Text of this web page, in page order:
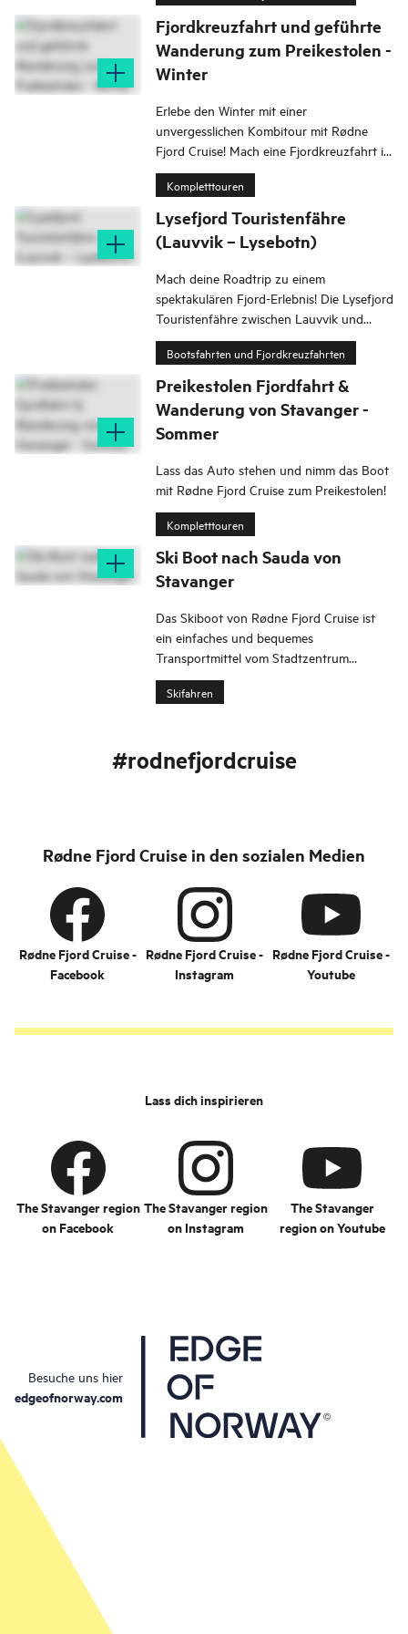
Fjordkreuzfahrt und geführte
Wanderung zum Preikestolen -
Winter
Erlebe den Winter mit einer
unvergesslichen Kombitour mit Rødne
Fjord Cruise! Mach eine Fjordkreuzfahrt im
Lysefjord, bevor du dich auf eine
Wanderung zum Preikestolen begibst.
Kompletttouren
Lysefjord Touristenfähre
(Lauvvik – Lysebotn)
Mach deine Roadtrip zu einem
spektakulären Fjord-Erlebnis! Die Lysefjord
Touristenfähre zwischen Lauvvik und
Lysebotn verkehrt vom 15. Mai bis zum 30.
September täglich.
Bootsfahrten und Fjordkreuzfahrten
Preikestolen Fjordfahrt &
Wanderung von Stavanger -
Sommer
Lass das Auto stehen und nimm das Boot
mit Rødne Fjord Cruise zum Preikestolen!
Kompletttouren
Ski Boot nach Sauda von
Stavanger
Das Skiboot von Rødne Fjord Cruise ist
ein einfaches und bequemes
Transportmittel vom Stadtzentrum
Stavangers zum besten Skigebiet
Südwest-Norwegens in Sauda.
Skifahren
#rodnefjordcruise
Rødne Fjord Cruise in den sozialen Medien
Rødne Fjord Cruise -
Facebook
Rødne Fjord Cruise -
Instagram
Rødne Fjord Cruise -
Youtube
Lass dich inspirieren
The Stavanger region
on Facebook
The Stavanger region
on Instagram
The Stavanger
region on Youtube
Besuche uns hier
edgeofnorway.com